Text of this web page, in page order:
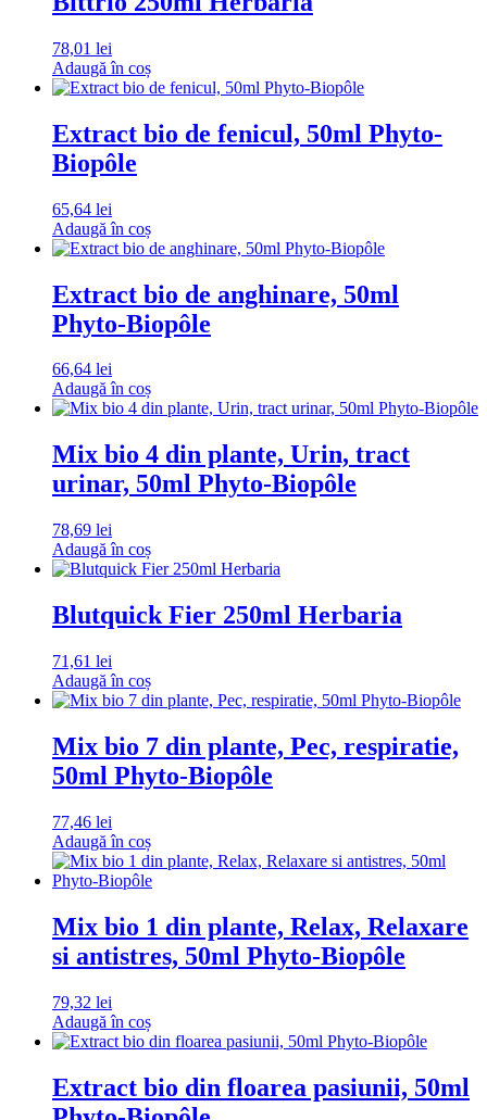
78,01 lei
Adaugă în coș
Extract bio de fenicul, 50ml Phyto-
Biopôle
65,64 lei
Adaugă în coș
Extract bio de anghinare, 50ml
Phyto-Biopôle
66,64 lei
Adaugă în coș
Mix bio 4 din plante, Urin, tract
urinar, 50ml Phyto-Biopôle
78,69 lei
Adaugă în coș
Blutquick Fier 250ml Herbaria
71,61 lei
Adaugă în coș
Mix bio 7 din plante, Pec, respiratie,
50ml Phyto-Biopôle
77,46 lei
Adaugă în coș
Mix bio 1 din plante, Relax, Relaxare
si antistres, 50ml Phyto-Biopôle
79,32 lei
Adaugă în coș
Extract bio din floarea pasiunii, 50ml